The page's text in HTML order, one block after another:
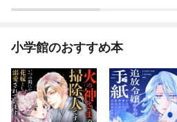
小学館のおすすめ本